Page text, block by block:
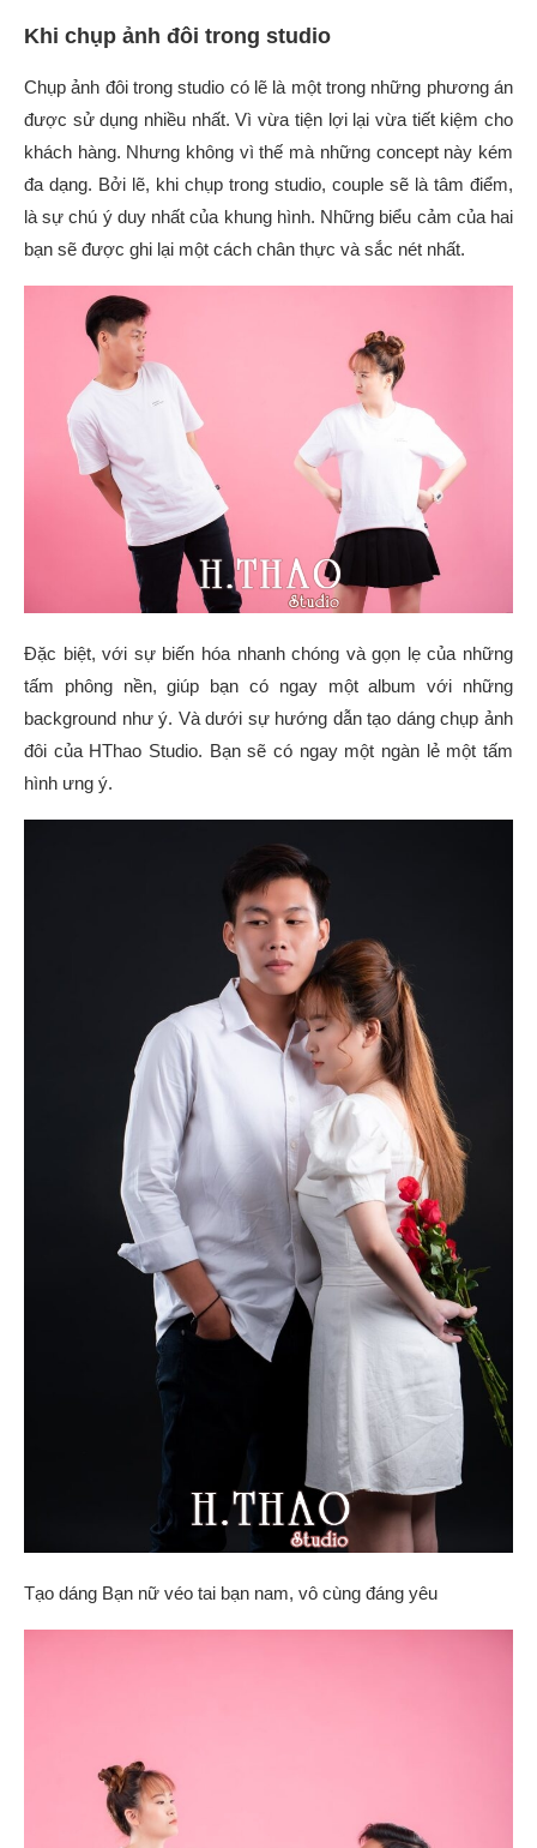
Khi chụp ảnh đôi trong studio
Chụp ảnh đôi trong studio có lẽ là một trong những phương án
được sử dụng nhiều nhất. Vì vừa tiện lợi lại vừa tiết kiệm cho
khách hàng. Nhưng không vì thế mà những concept này kém
đa dạng. Bởi lẽ, khi chụp trong studio, couple sẽ là tâm điểm,
là sự chú ý duy nhất của khung hình. Những biểu cảm của hai
bạn sẽ được ghi lại một cách chân thực và sắc nét nhất.
Đặc biệt, với sự biến hóa nhanh chóng và gọn lẹ của những
tấm phông nền, giúp bạn có ngay một album với những
background như ý. Và dưới sự hướng dẫn tạo dáng chụp ảnh
đôi của HThao Studio. Bạn sẽ có ngay một ngàn lẻ một tấm
hình ưng ý.
Tạo dáng Bạn nữ véo tai bạn nam, vô cùng đáng yêu